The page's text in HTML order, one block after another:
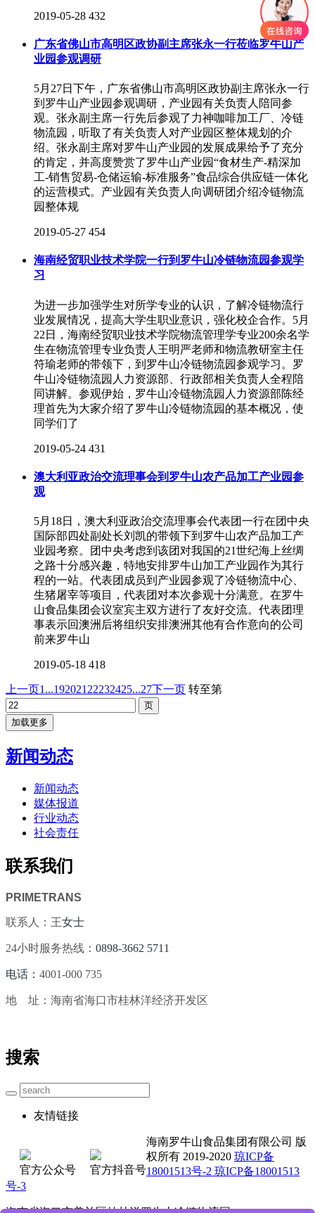
2019-05-28 432
广东省佛山市高明区政协副主席张永一行莅临罗牛山产
业园参观调研
5月27日下午，广东省佛山市高明区政协副主席张永一行
到罗牛山产业园参观调研，产业园有关负责人陪同参
观。张永副主席一行先后参观了力神咖啡加工厂、冷链
物流园，听取了有关负责人对产业园区整体规划的介
绍。张永副主席对罗牛山产业园的发展成果给予了充分
的肯定，并高度赞赏了罗牛山产业园“食材生产-精深加
工-销售贸易-仓储运输-标准服务”食品综合供应链一体化
的运营模式。产业园有关负责人向调研团介绍冷链物流
园整体规
2019-05-27 454
海南经贸职业技术学院一行到罗牛山冷链物流园参观学
习
为进一步加强学生对所学专业的认识，了解冷链物流行
业发展情况，提高大学生职业意识，强化校企合作。5月
22日，海南经贸职业技术学院物流管理学专业200余名学
生在物流管理专业负责人王明严老师和物流教研室主任
符瑜老师的带领下，到罗牛山冷链物流园参观学习。罗
牛山冷链物流园人力资源部、行政部相关负责人全程陪
同讲解。参观伊始，罗牛山冷链物流园人力资源部陈经
理首先为大家介绍了罗牛山冷链物流园的基本概况，使
同学们了
2019-05-24 431
澳大利亚政治交流理事会到罗牛山农产品加工产业园参
观
5月18日，澳大利亚政治交流理事会代表团一行在团中央
国际部四处副处长刘凯的带领下到罗牛山农产品加工产
业园考察。团中央考虑到该团对我国的21世纪海上丝绸
之路十分感兴趣，特地安排罗牛山加工产业园作为其行
程的一站。代表团成员到产业园参观了冷链物流中心、
生猪屠宰等项目，代表团对本次参观十分满意。在罗牛
山食品集团会议室宾主双方进行了友好交流。代表团理
事表示回澳洲后将组织安排澳洲其他有合作意向的公司
前来罗牛山
2019-05-18 418
上一页1...192021 22232425...27下一页 转至第
加载更多
新闻动态
新闻动态
媒体报道
行业动态
社会责任
联系我们
PRIMETRANS
联系人：王女士
24小时服务热线： 0898-3662 5711
电话： 4001-000 735
地 址：海南省海口市桂林洋经济开发区
搜索
友情链接
官方公众号 官方抖音号
海南罗牛山食品集团有限公司 版
权所有 2019-2020 琼ICP备
18001513号-2 琼ICP备18001513
号-3